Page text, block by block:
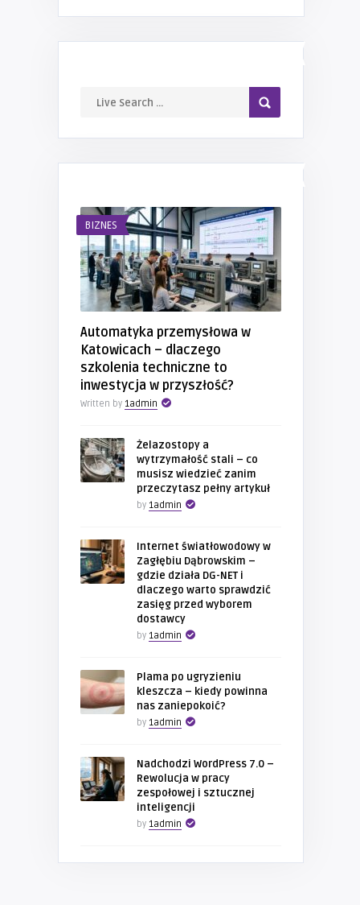
BIZNES
Automatyka przemysłowa w
Katowicach – dlaczego
szkolenia techniczne to
inwestycja w przyszłość?
Written by 1admin
Żelazostopy a
wytrzymałość stali – co
musisz wiedzieć zanim
przeczytasz pełny artykuł
by 1admin
Internet światłowodowy w
Zagłębiu Dąbrowskim –
gdzie działa DG-NET i
dlaczego warto sprawdzić
zasięg przed wyborem
dostawcy
by 1admin
Plama po ugryzieniu
kleszcza – kiedy powinna
nas zaniepokoić?
by 1admin
Nadchodzi WordPress 7.0 –
Rewolucja w pracy
zespołowej i sztucznej
inteligencji
by 1admin